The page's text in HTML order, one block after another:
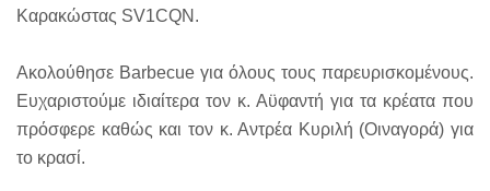
Καρακώστας SV1CQN.
Ακολούθησε Barbecue για όλους τους παρευρισκομένους.
Ευχαριστούμε ιδιαίτερα τον κ. Αϋφαντή για τα κρέατα που
πρόσφερε καθώς και τον κ. Αντρέα Κυριλή (Οιναγορά) για
το κρασί.